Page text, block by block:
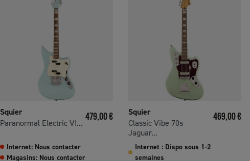
Squier
Paranormal Electric VI...
Prix
479,00 €
Internet: Nous contacter
Magasins: Nous contacter
Squier
Classic Vibe 70s
Jaguar...
Prix
469,00 €
Internet : Dispo sous 1-2
semaines